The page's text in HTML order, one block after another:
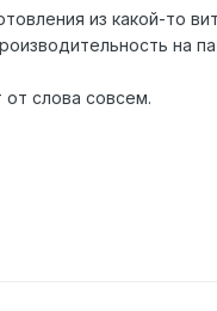
из какой-то
на
слова совсем.